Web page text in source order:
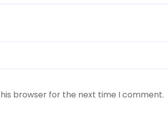
browser for the next time I comment.